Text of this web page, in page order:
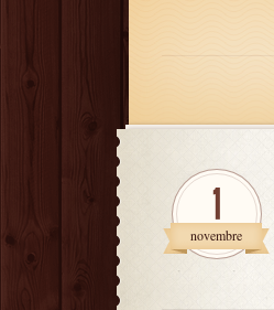
1
novembre